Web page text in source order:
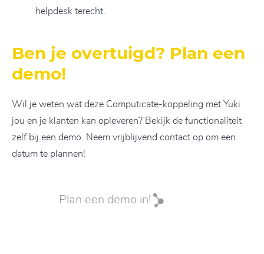
helpdesk terecht.
Ben je overtuigd? Plan een
demo!
Wil je weten wat deze Computicate-koppeling met Yuki
jou en je klanten kan opleveren? Bekijk de functionaliteit
zelf bij een demo. Neem vrijblijvend contact op om een
datum te plannen!
Plan een demo in!